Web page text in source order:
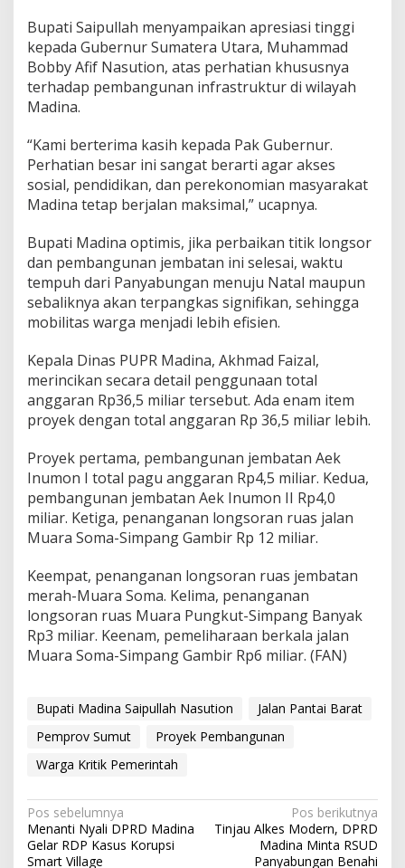
Bupati Saipullah menyampaikan apresiasi tinggi
kepada Gubernur Sumatera Utara, Muhammad
Bobby Afif Nasution, atas perhatian khususnya
terhadap pembangunan infrastruktur di wilayah
Madina.
“Kami berterima kasih kepada Pak Gubernur.
Perhatian besar ini sangat berarti agar akses
sosial, pendidikan, dan perekonomian masyarakat
Madina tetap berjalan maksimal,” ucapnya.
Bupati Madina optimis, jika perbaikan titik longsor
dan pembangunan jembatan ini selesai, waktu
tempuh dari Panyabungan menuju Natal maupun
sebaliknya akan terpangkas signifikan, sehingga
mobilitas warga menjadi lebih efisien.
Kepala Dinas PUPR Madina, Akhmad Faizal,
merincikan secara detail penggunaan total
anggaran Rp36,5 miliar tersebut. Ada enam item
proyek dengan total anggaran Rp 36,5 miliar lebih.
Proyek pertama, pembangunan jembatan Aek
Inumon I total pagu anggaran Rp4,5 miliar. Kedua,
pembangunan jembatan Aek Inumon II Rp4,0
miliar. Ketiga, penanganan longsoran ruas jalan
Muara Soma-Simpang Gambir Rp 12 miliar.
Keempat, penanganan longsoran ruas jembatan
merah-Muara Soma. Kelima, penanganan
longsoran ruas Muara Pungkut-Simpang Banyak
Rp3 miliar. Keenam, pemeliharaan berkala jalan
Muara Soma-Simpang Gambir Rp6 miliar. (FAN)
Bupati Madina Saipullah Nasution
Jalan Pantai Barat
Pemprov Sumut
Proyek Pembangunan
Warga Kritik Pemerintah
Navigasi
pos
Pos sebelumnya
Menanti Nyali DPRD Madina
Gelar RDP Kasus Korupsi
Smart Village
Pos berikutnya
Tinjau Alkes Modern, DPRD
Madina Minta RSUD
Panyabungan Benahi